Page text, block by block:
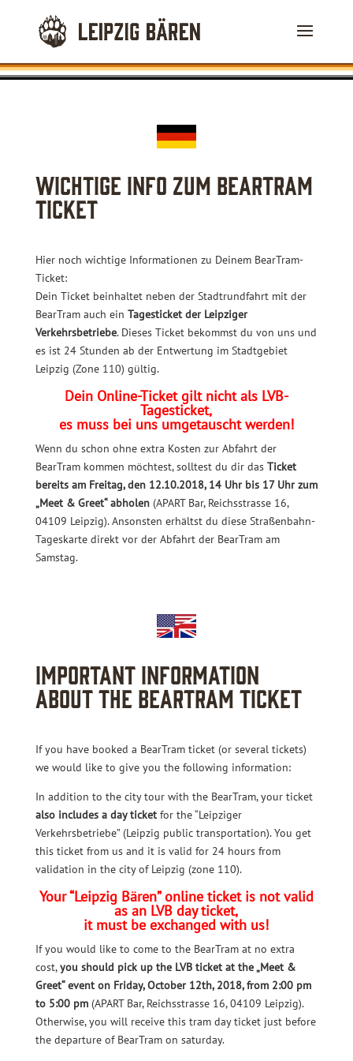
Wichtige Info zum BearTram
Ticket
Hier noch wichtige Informationen zu Deinem BearTram-
Ticket:
Dein Ticket beinhaltet neben der Stadtrundfahrt mit der
BearTram auch ein Tagesticket der Leipziger
Verkehrsbetriebe. Dieses Ticket bekommst du von uns und
es ist 24 Stunden ab der Entwertung im Stadtgebiet
Leipzig (Zone 110) gültig.
Dein Online-Ticket gilt nicht als LVB-
Tagesticket,
es muss bei uns umgetauscht werden!
Wenn du schon ohne extra Kosten zur Abfahrt der
BearTram kommen möchtest, solltest du dir das Ticket
bereits am Freitag, den 12.10.2018, 14 Uhr bis 17 Uhr zum
„Meet & Greet“ abholen(APART Bar, Reichsstrasse 16,
04109 Leipzig). Ansonsten erhältst du diese Straßenbahn-
Tageskarte direkt vor der Abfahrt der BearTram am
Samstag.
Important information
about the BearTram ticket
If you have booked a BearTram ticket (or several tickets)
we would like to give you the following information:
In addition to the city tour with the BearTram, your ticket
also includes a day ticketfor the “Leipziger
Verkehrsbetriebe” (Leipzig public transportation). You get
this ticket from us and it is valid for 24 hours from
validation in the city of Leipzig (zone 110).
Your “Leipzig Bären” online ticket is not valid
as an LVB day ticket,
it must be exchanged with us!
If you would like to come to the BearTram at no extra
cost,you should pick up the LVB ticket at the „Meet &
Greet“ event on Friday, October 12th, 2018, from 2:00 pm
to 5:00 pm(APART Bar, Reichsstrasse 16, 04109 Leipzig).
Otherwise, you will receive this tram day ticket just before
the departure of BearTram on saturday.